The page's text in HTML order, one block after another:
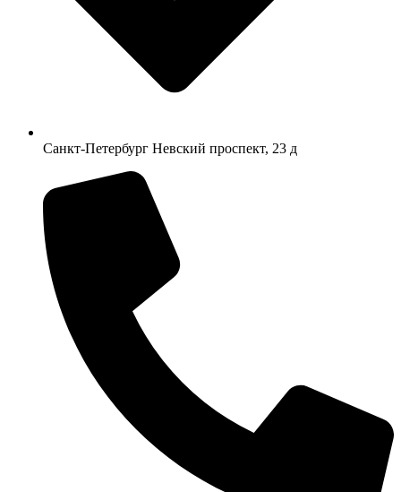
Санкт-Петербург Невский проспект, 23 д